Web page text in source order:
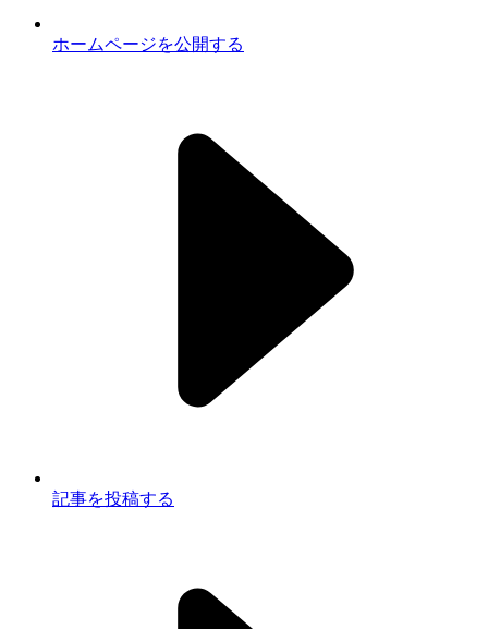
ホームページを公開する
記事を投稿する